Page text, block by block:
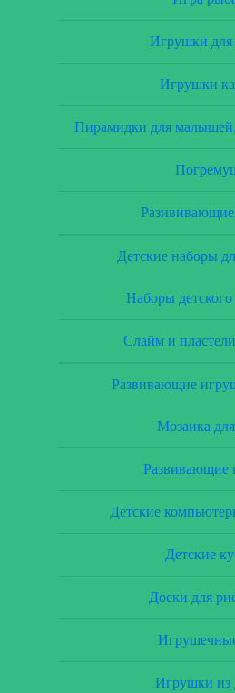
Игрушки для
Игрушки
Пирамидки для
Детские наборы
Наборы детского
Слайм и
Развивающие
Мозаика
Развивающие
Детские
Детские
Доски для
Игрушки из